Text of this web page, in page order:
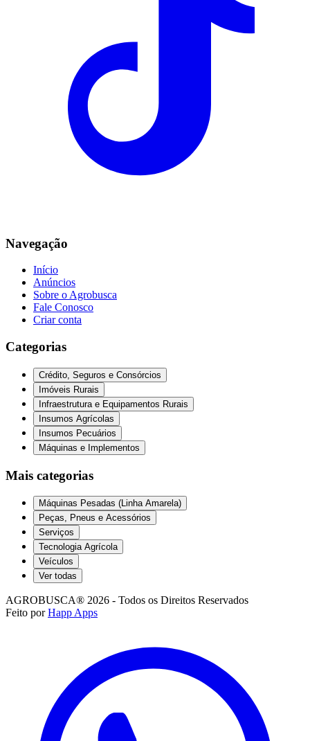
Navegação
Início
Anúncios
Sobre o Agrobusca
Fale Conosco
Criar conta
Categorias
Crédito, Seguros e Consórcios
Imóveis Rurais
Infraestrutura e Equipamentos Rurais
Insumos Agrícolas
Insumos Pecuários
Máquinas e Implementos
Mais categorias
Máquinas Pesadas (Linha Amarela)
Peças, Pneus e Acessórios
Serviços
Tecnologia Agrícola
Veículos
Ver todas
AGROBUSCA® 2026 - Todos os Direitos Reservados
Feito por Happ Apps